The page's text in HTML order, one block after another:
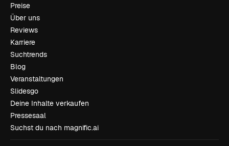
Preise
Über uns
Reviews
Karriere
Suchtrends
Blog
Veranstaltungen
Slidesgo
Deine Inhalte verkaufen
Pressesaal
Suchst du nach magnific.ai